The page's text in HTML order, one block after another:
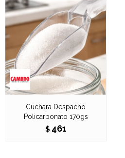
Cuchara Despacho
Policarbonato 170gs
$ 461